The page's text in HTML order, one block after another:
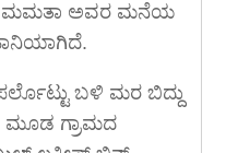
ಮಮತಾ ಅವರ ಮನೆಯ
ಬಳಿ ಮರ ಬಿದ್ದು
ಮೂಡ ಗ್ರಾಮದ